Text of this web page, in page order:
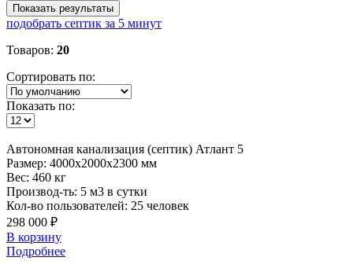
Показать результаты
подобрать септик за 5 минут
Товаров: 20
Сортировать по:
Показать по:
Автономная канализация (септик) Атлант 5
Размер: 4000x2000x2300 мм
Вес: 460 кг
Производ-ть: 5 м3 в сутки
Кол-во пользователей: 25 человек
298 000 ₽
В корзину
Подробнее